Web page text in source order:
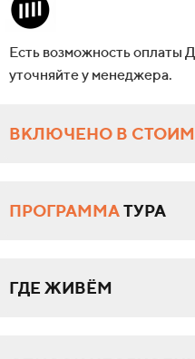
Есть возможность оплаты
уточняйте у менеджера.
ВКЛЮЧЕНО В
ПРОГРАММАТУРА
ГДЕ ЖИВЁМ